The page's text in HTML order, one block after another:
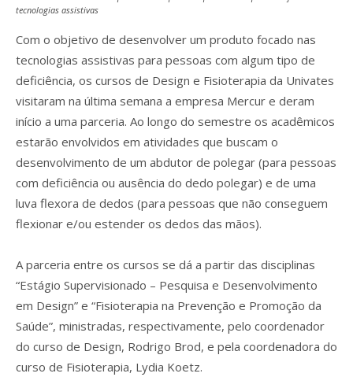
tecnologias assistivas
Com o objetivo de desenvolver um produto focado nas
tecnologias assistivas para pessoas com algum tipo de
deficiência, os cursos de Design e Fisioterapia da Univates
visitaram na última semana a empresa Mercur e deram
início a uma parceria. Ao longo do semestre os acadêmicos
estarão envolvidos em atividades que buscam o
desenvolvimento de um abdutor de polegar (para pessoas
com deficiência ou ausência do dedo polegar) e de uma
luva flexora de dedos (para pessoas que não conseguem
flexionar e/ou estender os dedos das mãos).
A parceria entre os cursos se dá a partir das disciplinas
“Estágio Supervisionado – Pesquisa e Desenvolvimento
em Design” e “Fisioterapia na Prevenção e Promoção da
Saúde”, ministradas, respectivamente, pelo coordenador
do curso de Design, Rodrigo Brod, e pela coordenadora do
curso de Fisioterapia, Lydia Koetz.